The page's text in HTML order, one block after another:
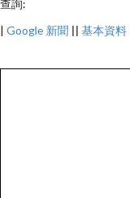
查詢:
| Google 新聞 || 基本資料